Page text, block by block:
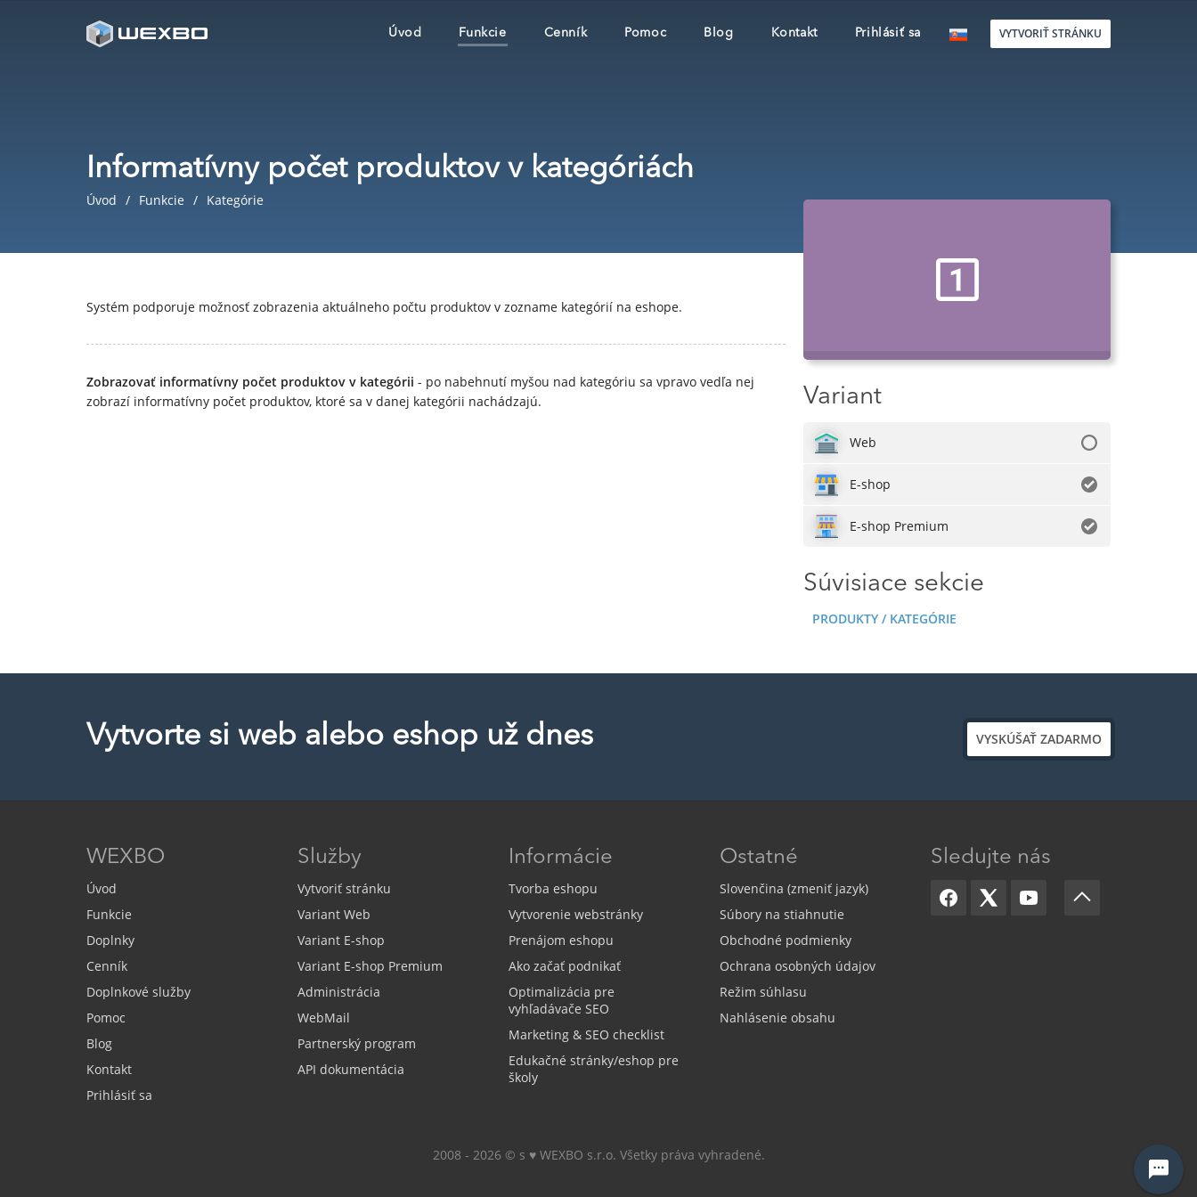
Úvod Funkcie Cenník Pomoc Blog Kontakt Prihlásiť sa VYTVORIŤ STRÁNKU
Informatívny počet produktov v kategóriách
Úvod Funkcie Kategórie
Systém podporuje možnosť zobrazenia aktuálneho počtu produktov v zozname kategórií na eshope.
Zobrazovať informatívny počet produktov v kategórii - po nabehnutí myšou nad kategóriu sa vpravo vedľa nej
zobrazí informatívny počet produktov, ktoré sa v danej kategórii nachádzajú.
Variant
Web
E-shop
E-shop Premium
Súvisiace sekcie
PRODUKTY / KATEGÓRIE
Vytvorte si web alebo eshop už dnes VYSKÚŠAŤ ZADARMO
WEXBO
Úvod
Funkcie
Doplnky
Cenník
Doplnkové služby
Pomoc
Blog
Kontakt
Prihlásiť sa
Služby
Vytvoriť stránku
Variant Web
Variant E-shop
Variant E-shop Premium
Administrácia
WebMail
Partnerský program
API dokumentácia
Informácie
Tvorba eshopu
Vytvorenie webstránky
Prenájom eshopu
Ako začať podnikať
Optimalizácia pre
vyhľadávače SEO
Marketing & SEO checklist
Edukačné stránky/eshop pre
školy
Ostatné
Slovenčina (zmeniť jazyk)
Súbory na stiahnutie
Obchodné podmienky
Ochrana osobných údajov
Režim súhlasu
Nahlásenie obsahu
Sledujte nás
2008 - 2026 © s ♥️ WEXBO s.r.o. Všetky práva vyhradené.